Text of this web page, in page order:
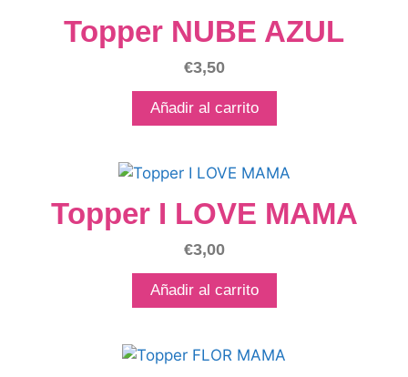
Topper NUBE AZUL
€3,50
Añadir al carrito
Topper I LOVE MAMA
€3,00
Añadir al carrito